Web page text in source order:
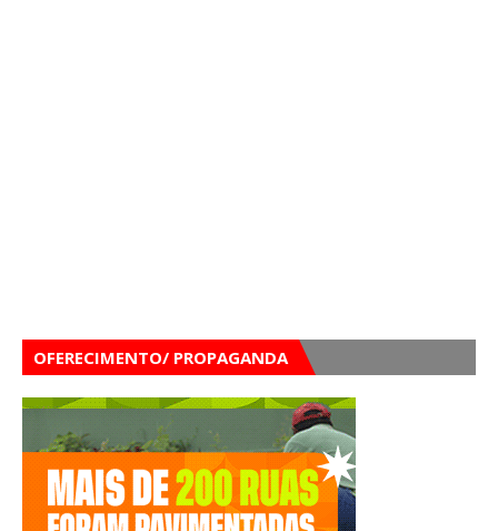
OFERECIMENTO/ PROPAGANDA